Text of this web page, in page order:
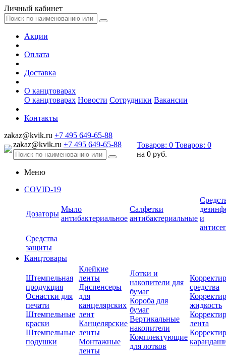
Личный кабинет
Акции
Оплата
Доставка
О канцтоварах
О канцтоварах Новости Сотрудники Вакансии
Контакты
zakaz@kvik.ru +7 495 649-65-88
zakaz@kvik.ru +7 495 649-65-88 Товаров: 0 Товаров: 0
на 0 руб.
Меню
COVID-19
Дозаторы
Мыло
антибактериальное
Салфетки
антибактериальные и
Средства
защиты
Канцтовары
Штемпельная
продукция
Оснастки для
печати
Штемпельные
краски
Штемпельные
подушки
Клейкие
ленты
Диспенсеры
для
канцелярских
лент
Канцелярские
ленты
Монтажные
ленты
Лотки и
накопители для
бумаг
Короба для
бумаг
Вертикальные
накопители
Комплектующие
для лотков
средства
жидкость
лента